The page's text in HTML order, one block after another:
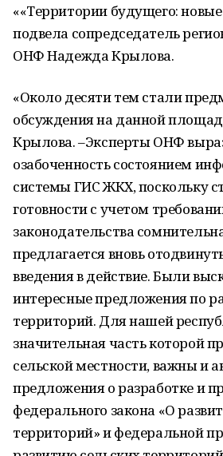
««Территории будущего:
подвела сопредседатель
ОНФ Надежда Крылова.
«Около десяти тем стали
обсуждения на данной
Крылова. –Эксперты ОНФ
озабоченность состоянием
системы ГИС ЖКХ, поскольку
готовности с учетом
законодательства
предлагается вновь
введения в действие. Были
интересные предложения по
территорий. Для нашей
значительная часть которой
сельской местности, важны и
предложения о разработке и
федерального закона «О
территорий» и федеральной